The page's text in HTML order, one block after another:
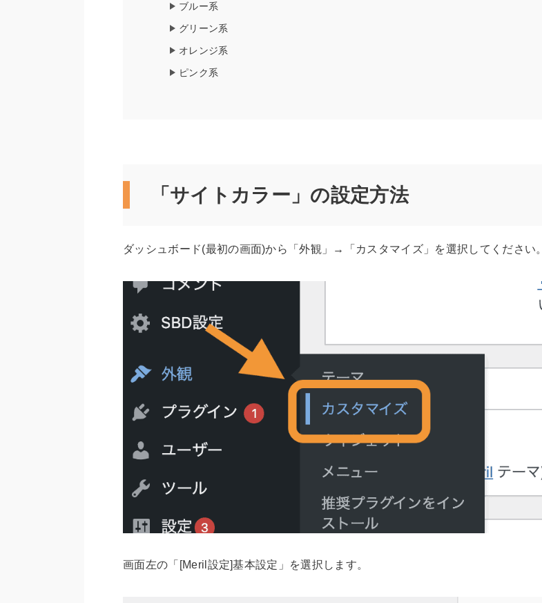
ブルー系
グリーン系
オレンジ系
ピンク系
「サイトカラー」の設定方法
ダッシュボード(最初の画面)から「外観」→「カスタマイズ」を選択してください。
画面左の「[Meril設定]基本設定」を選択します。